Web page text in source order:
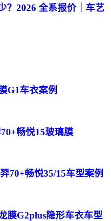
？2026 全系报价｜车艺
G1车衣案例
畅悦15玻璃膜
70+畅悦35/15车型案例
膜G2plus隐形车衣车型